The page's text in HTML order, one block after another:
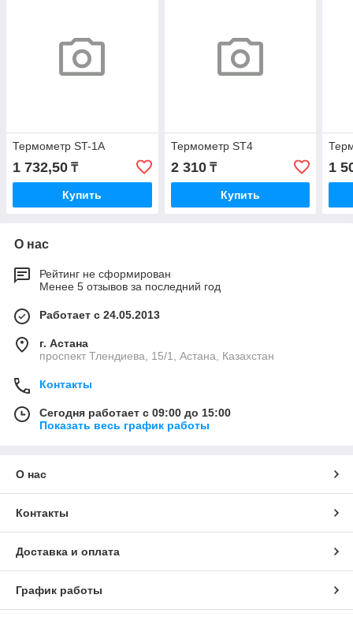
Термометр ST-1A
1 732,50 ₸
Купить
Термометр ST4
2 310₸
Купить
1
О нас
Рейтинг не сформирован
Менее 5 отзывов за последний год
Работает с 24.05.2013
г. Астана
проспект Тлендиева, 15/1, Астана, Казахстан
Контакты
Сегодня работает с 09:00 до 15:00
Показать весь график работы
О нас
Контакты
Доставка и оплата
График работы